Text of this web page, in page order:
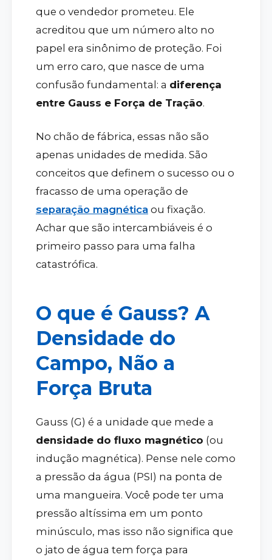
que o vendedor prometeu. Ele
acreditou que um número alto no
papel era sinônimo de proteção. Foi
um erro caro, que nasce de uma
confusão fundamental: a diferença
entre Gauss e Força de Tração.
No chão de fábrica, essas não são
apenas unidades de medida. São
conceitos que definem o sucesso ou o
fracasso de uma operação de
separação magnéticaou fixação.
Achar que são intercambiáveis é o
primeiro passo para uma falha
catastrófica.
O que é Gauss? A
Densidade do
Campo, Não a
Força Bruta
Gauss (G) é a unidade que mede a
densidade do fluxo magnético (ou
indução magnética). Pense nele como
a pressão da água (PSI) na ponta de
uma mangueira. Você pode ter uma
pressão altíssima em um ponto
minúsculo, mas isso não significa que
o jato de água tem força para